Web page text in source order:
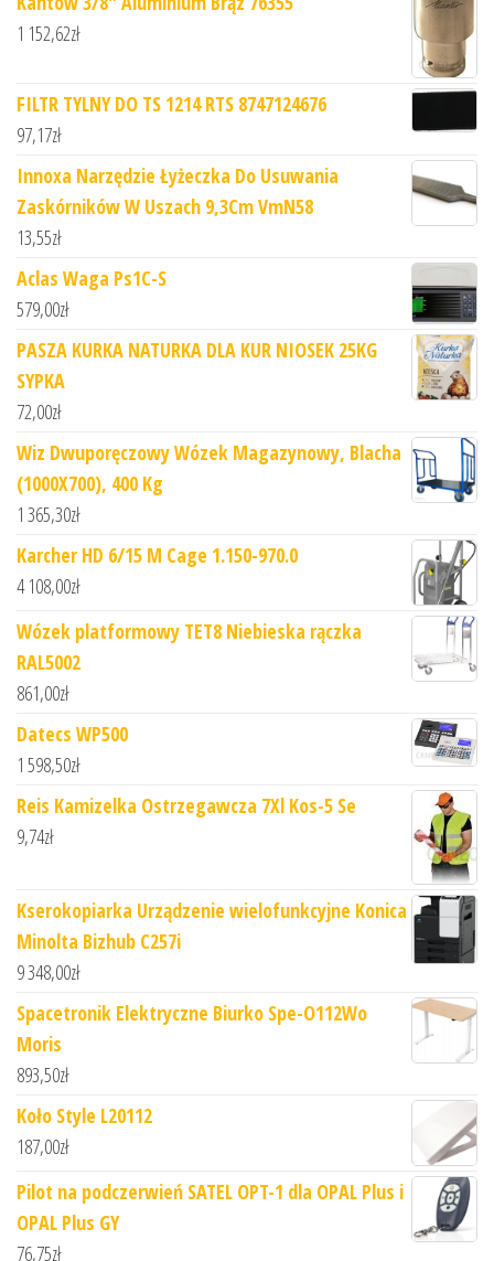
1 152,62zł
FILTR TYLNY DO TS 1214 RTS 8747124676
97,17zł
Innoxa Narzędzie Łyżeczka Do Usuwania
Zaskórników W Uszach 9,3Cm VmN58
13,55zł
Aclas Waga Ps1C-S
579,00zł
PASZA KURKA NATURKA DLA KUR NIOSEK 25KG
SYPKA
72,00zł
Wiz Dwuporęczowy Wózek Magazynowy, Blacha
(1000X700), 400 Kg
1 365,30zł
Karcher HD 6/15 M Cage 1.150-970.0
4 108,00zł
Wózek platformowy TET8 Niebieska rączka
RAL5002
861,00zł
Datecs WP500
1 598,50zł
Reis Kamizelka Ostrzegawcza 7Xl Kos-5 Se
9,74zł
Kserokopiarka Urządzenie wielofunkcyjne Konica
Minolta Bizhub C257i
9 348,00zł
Spacetronik Elektryczne Biurko Spe-O112Wo
Moris
893,50zł
Koło Style L20112
187,00zł
Pilot na podczerwień SATEL OPT-1 dla OPAL Plus i
OPAL Plus GY
76,75zł